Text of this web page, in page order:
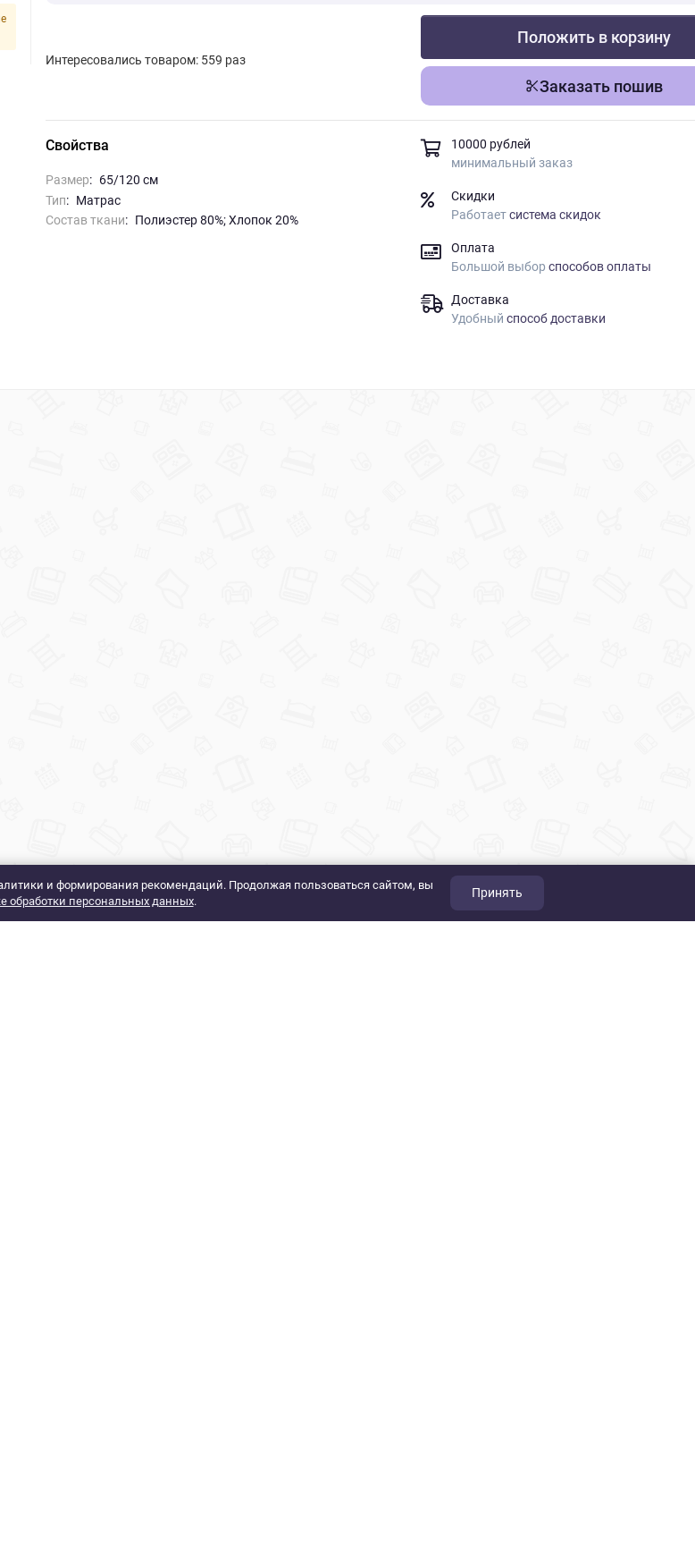
Интересовались товаром: 559 раз
Положить в корзину
Заказать пошив
Свойства
Размер:
65/120 см
Тип:
Матрас
Состав ткани: Полиэстер 80%; Хлопок 20%
10000 рублей
минимальный заказ
Скидки
Работаетсистема скидок
Оплата
Большой выбор способов оплаты
Доставка
Удобный способ доставки
и формирования рекомендаций. Продолжая пользоваться сайтом, вы
обработки персональных данных.
Принять